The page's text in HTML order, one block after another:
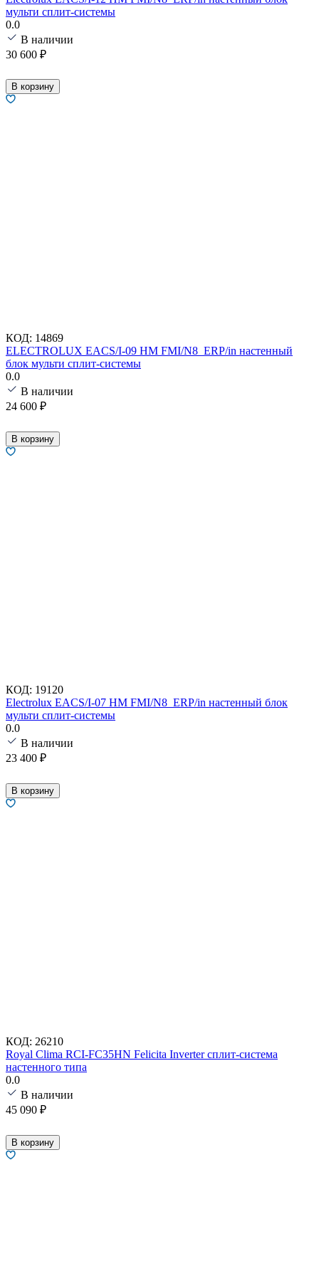
мульти сплит-системы
0.0
В наличии
30 600 ₽
В корзину
КОД: 14869
ELECTROLUX EACS/I-09 HM FMI/N8_ERP/in настенный
блок мульти сплит-системы
0.0
В наличии
24 600 ₽
В корзину
КОД: 19120
Electrolux EACS/I-07 HM FMI/N8_ERP/in настенный блок
мульти сплит-системы
0.0
В наличии
23 400 ₽
В корзину
КОД: 26210
Royal Clima RCI-FC35HN Felicita Inverter сплит-система
настенного типа
0.0
В наличии
45 090 ₽
В корзину